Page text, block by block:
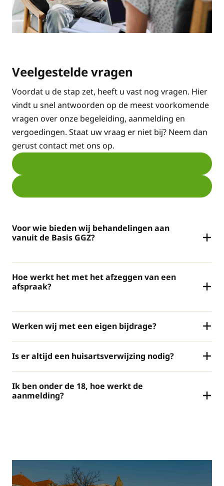
Veelgestelde vragen
Voordat u de stap zet, heeft u vast nog vragen. Hier
vindt u snel antwoorden op de meest voorkomende
vragen over onze begeleiding, aanmelding en
vergoedingen. Staat uw vraag er niet bij? Neem dan
gerust contact met ons op.
Voor wie bieden wij behandelingen aan
vanuit de Basis GGZ?
Hoe werkt het met het afzeggen van een
afspraak?
Werken wij met een eigen bijdrage?
Is er altijd een huisartsverwijzing nodig?
Ik ben onder de 18, hoe werkt de
aanmelding?